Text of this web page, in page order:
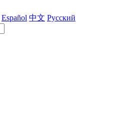
Español 中文 Русский